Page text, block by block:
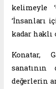
kelimeyle
‘İnsanları
kadar haklı
Konatar,
sanatının
değerlerin